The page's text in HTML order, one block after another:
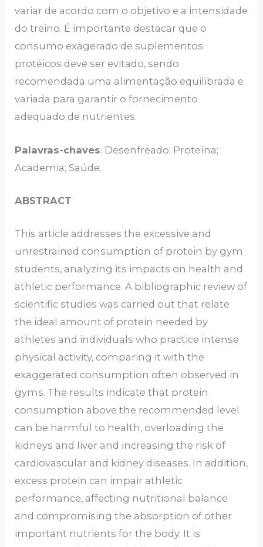
variar de acordo com o objetivo e a intensidade
do treino. É importante destacar que o
consumo exagerado de suplementos
protéicos deve ser evitado, sendo
recomendada uma alimentação equilibrada e
variada para garantir o fornecimento
adequado de nutrientes.
Palavras-chaves: Desenfreado; Proteína;
Academia; Saúde.
ABSTRACT
This article addresses the excessive and
unrestrained consumption of protein by gym
students, analyzing its impacts on health and
athletic performance. A bibliographic review of
scientific studies was carried out that relate
the ideal amount of protein needed by
athletes and individuals who practice intense
physical activity, comparing it with the
exaggerated consumption often observed in
gyms. The results indicate that protein
consumption above the recommended level
can be harmful to health, overloading the
kidneys and liver and increasing the risk of
cardiovascular and kidney diseases. In addition,
excess protein can impair athletic
performance, affecting nutritional balance
and compromising the absorption of other
important nutrients for the body. It is